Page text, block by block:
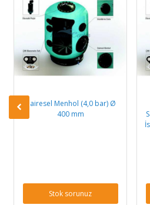
Dairesel Menhol (4,0 bar) Ø
400 mm
Stok sorunuz